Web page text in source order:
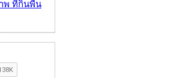
พ ที่กินพื้น